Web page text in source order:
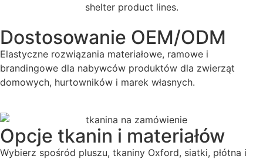
shelter product lines.
Dostosowanie OEM/ODM
Elastyczne rozwiązania materiałowe, ramowe i
brandingowe dla nabywców produktów dla zwierząt
domowych, hurtowników i marek własnych.
Opcje tkanin i materiałów
Wybierz spośród pluszu, tkaniny Oxford, siatki, płótna i